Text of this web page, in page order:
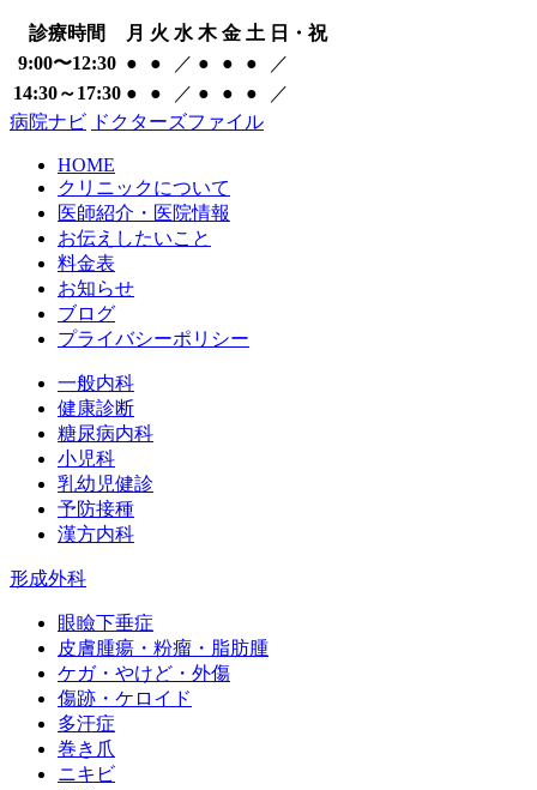
診療時間 月 火 水 木 金 土 日・祝
9:00〜12:30 ● ● ／ ● ● ●
／
14:30～17:30 ● ● ／ ● ● ●
／
病院ナビ ドクターズファイル
HOME
クリニックについて
医師紹介・医院情報
お伝えしたいこと
料金表
お知らせ
ブログ
プライバシーポリシー
一般内科
健康診断
糖尿病内科
小児科
乳幼児健診
予防接種
漢方内科
形成外科
眼瞼下垂症
皮膚腫瘍・粉瘤・脂肪腫
ケガ・やけど・外傷
傷跡・ケロイド
多汗症
巻き爪
ニキビ